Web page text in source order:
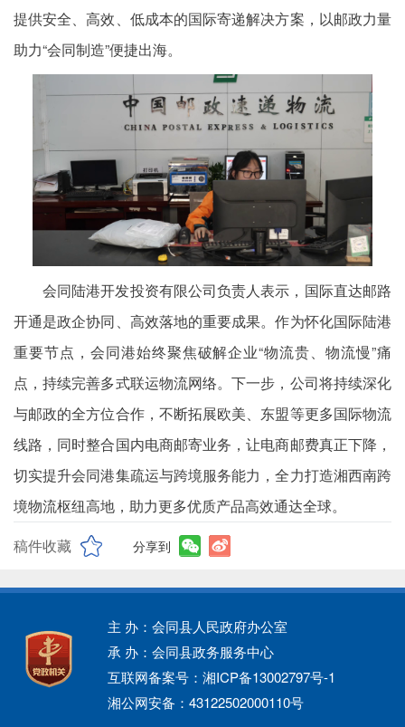
提供安全、高效、低成本的国际寄递解决方案，以邮政力量
助力“会同制造”便捷出海。
会同陆港开发投资有限公司负责人表示，国际直达邮路
开通是政企协同、高效落地的重要成果。作为怀化国际陆港
重要节点，会同港始终聚焦破解企业“物流贵、物流慢”痛
点，持续完善多式联运物流网络。下一步，公司将持续深化
与邮政的全方位合作，不断拓展欧美、东盟等更多国际物流
线路，同时整合国内电商邮寄业务，让电商邮费真正下降，
切实提升会同港集疏运与跨境服务能力，全力打造湘西南跨
境物流枢纽高地，助力更多优质产品高效通达全球。
稿件收藏
分享到
主 办：会同县人民政府办公室
承 办：会同县政务服务中心
互联网备案号：湘ICP备13002797号-1
湘公网安备：43122502000110号